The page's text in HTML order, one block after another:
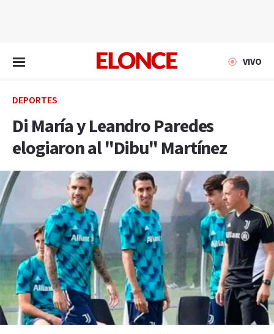
VIVO
DEPORTES
Di María y Leandro Paredes
elogiaron al "Dibu" Martínez